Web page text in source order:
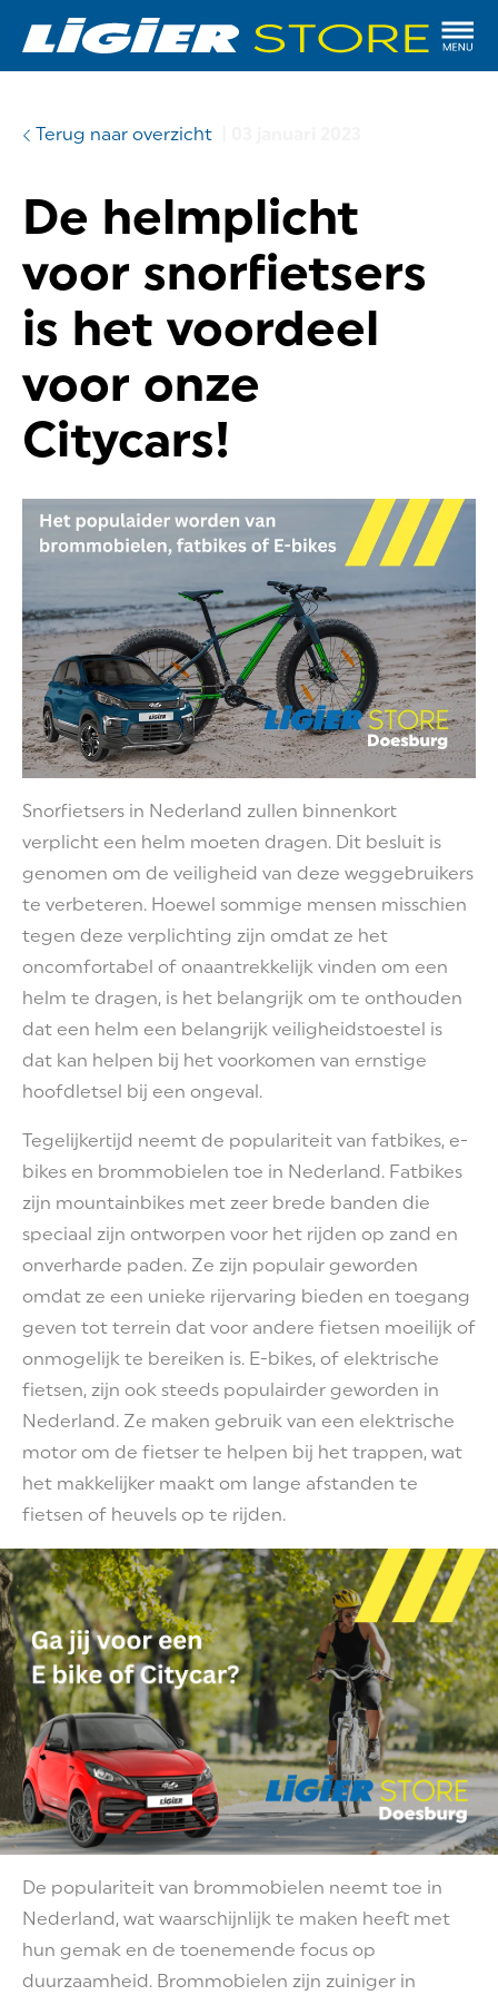
Terug naar overzicht
De helmplicht
voor snorfietsers
is het voordeel
voor onze
Citycars!
Snorfietsers in Nederland zullen binnenkort
verplicht een helm moeten dragen. Dit besluit is
genomen om de veiligheid van deze weggebruikers
te verbeteren. Hoewel sommige mensen misschien
tegen deze verplichting zijn omdat ze het
oncomfortabel of onaantrekkelijk vinden om een
helm te dragen, is het belangrijk om te onthouden
dat een helm een belangrijk veiligheidstoestel is
dat kan helpen bij het voorkomen van ernstige
hoofdletsel bij een ongeval.
Tegelijkertijd neemt de populariteit van fatbikes, e-
bikes en brommobielen toe in Nederland. Fatbikes
zijn mountainbikes met zeer brede banden die
speciaal zijn ontworpen voor het rijden op zand en
onverharde paden. Ze zijn populair geworden
omdat ze een unieke rijervaring bieden en toegang
geven tot terrein dat voor andere fietsen moeilijk of
onmogelijk te bereiken is. E-bikes, of elektrische
fietsen, zijn ook steeds populairder geworden in
Nederland. Ze maken gebruik van een elektrische
motor om de fietser te helpen bij het trappen, wat
het makkelijker maakt om lange afstanden te
fietsen of heuvels op te rijden.
De populariteit van brommobielen neemt toe in
Nederland, wat waarschijnlijk te maken heeft met
hun gemak en de toenemende focus op
duurzaamheid. Brommobielen zijn zuiniger in